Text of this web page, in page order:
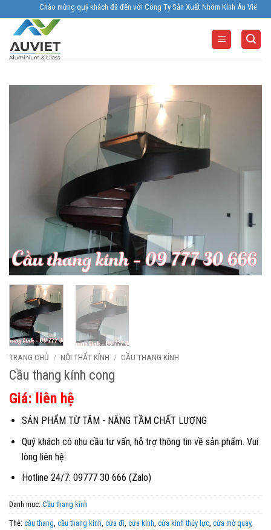
to
content
Chào mừng quý khách đã đến với Công Ty Sản Xuất Nhôm Kính Âu Viêt.
TRANG CHỦ / NỘI THẤT KÍNH / CẦU THANG KÍNH
Cầu thang kính cong
Giá: liên hệ
SẢN PHẨM TỪ TÂM - NÂNG TẦM CHẤT LƯỢNG
Quý khách có nhu cầu tư vấn, hỗ trợ thông tin về sản phẩm. Vui
lòng liên hệ:
Hotline 24/7: 09777 30 666 (Zalo)
Danh mục: Cầu thang kính
Thẻ: cầu thang, cầu thang kính, cửa đi, cửa kính, cửa kính thủy lực, cửa mở quay,